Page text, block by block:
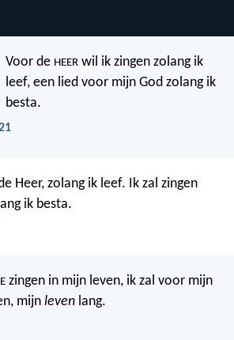
Voor de HEER wil ik zingen zolang ik
leef, een lied voor mijn God zolang ik
besta.
Heer, zolang ik leef. Ik zal zingen
ik besta.
zingen in mijn leven, ik zal voor mijn
mijn leven lang.